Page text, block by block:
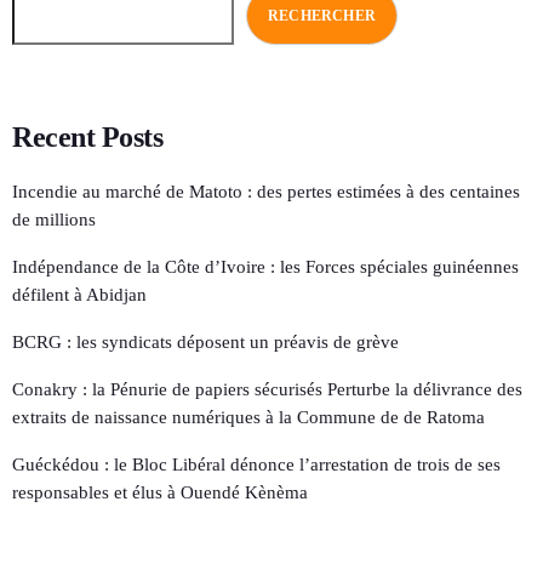
RECHERCHER
Recent Posts
Incendie au marché de Matoto : des pertes estimées à des centaines
de millions
Indépendance de la Côte d’Ivoire : les Forces spéciales guinéennes
défilent à Abidjan
BCRG : les syndicats déposent un préavis de grève
Conakry : la Pénurie de papiers sécurisés Perturbe la délivrance des
extraits de naissance numériques à la Commune de de Ratoma
Guéckédou : le Bloc Libéral dénonce l’arrestation de trois de ses
responsables et élus à Ouendé Kènèma